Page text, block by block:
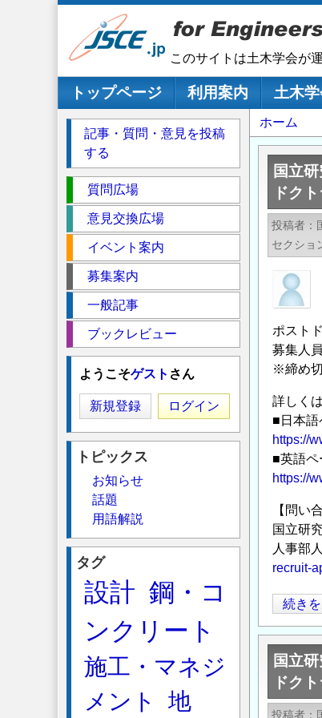
このサイトは土木学会が
メインナビゲーション
トップページ 利用案内 土木
パ
ン
く
ホーム
国立
ドク
投稿者
セクショ
ポスト
募集人
※締め
詳しく
■日本語
https://
■英語ペ
https://
【問い
国立研
人事部
recruit-
国
立
研
究
開
発
続き
国立
ドク
投稿者
記事・質問・意見を投稿
する
ク
シ
質問広場
意見交換広場
イベント案内
募集案内
一般記事
ブックレビュー
ようこそゲスト さん
新規登録 ログイン
トピックス
お知らせ
話題
用語解説
タグ
設計 鋼・コ
ンクリート
施工・マネジ
メント
地